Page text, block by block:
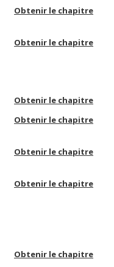
Obtenir le chapitre
Obtenir le chapitre
Obtenir le chapitre
Obtenir le chapitre
Obtenir le chapitre
Obtenir le chapitre
Obtenir le chapitre